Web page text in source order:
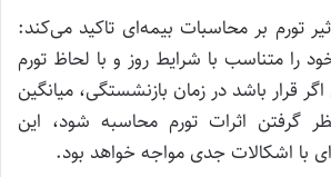
تورم بر محاسبات بیمه‌ای تاکید می‌کند:
را متناسب با شرایط روز و با لحاظ تورم
قرار باشد در زمان بازنشستگی، میانگین
گرفتن اثرات تورم محاسبه شود، این
با اشکالات جدی مواجه خواهد بود.